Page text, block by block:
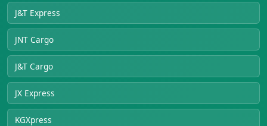
J&T Express
JNT Cargo
J&T Cargo
JX Express
KGXpress